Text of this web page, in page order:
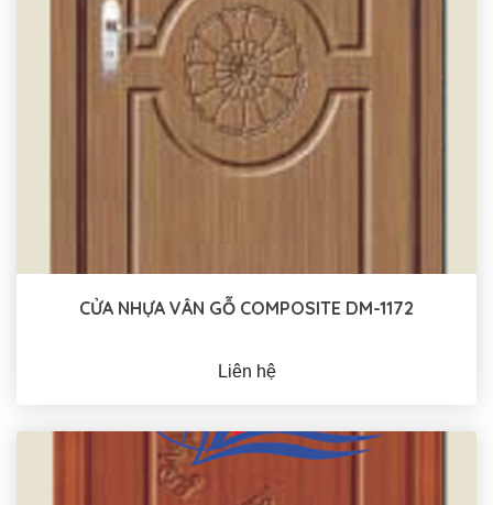
CỬA NHỰA VÂN GỖ COMPOSITE DM-1172
Liên hệ